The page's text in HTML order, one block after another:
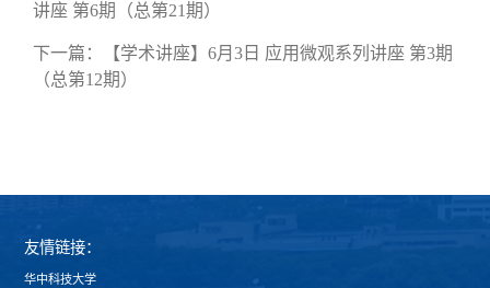
讲座 第6期（总第21期）
下一篇：
【学术讲座】6月3日 应用微观系列讲座 第3期
（总第12期）
友情链接：
华中科技大学